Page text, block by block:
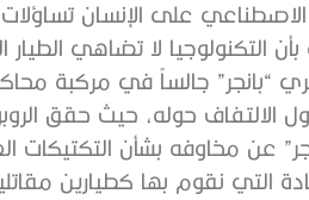
الاصطناعي على الإنسان
التكنولوجيا لا تضاهي
“بانجر” جالساً في مركبة
الالتفاف حوله، حيث حقق
عن مخاوفه بشأن التكتيكات
التي نقوم بها كطيارين